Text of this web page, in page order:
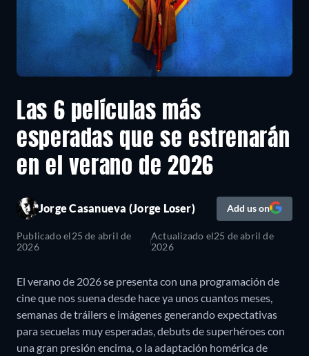
Las 6 películas más
esperadas que se estrenarán
en el verano de 2026
Jorge Casanueva (Jorge Loser) Add us on
Publicado el25 de abril de
2026
Actualizado el25 de abril de
2026
El verano de 2026 se presenta con una programación de
cine que nos suena desde hace ya unos cuantos meses,
semanas de tráilers e imágenes generando expectativas
para secuelas muy esperadas, debuts de superhéroes con
una gran presión encima, o la adaptación homérica de